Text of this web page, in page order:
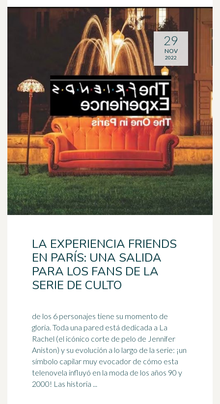
LA EXPERIENCIA FRIENDS
EN PARÍS: UNA SALIDA
PARA LOS FANS DE LA
SERIE DE CULTO
de los 6 personajes tiene su momento de
gloria. Toda una pared está dedicada a La
Rachel (el icónico corte de pelo de Jennifer
Aniston) y su evolución a lo largo de la serie: ¡un
símbolo capilar muy evocador de cómo esta
telenovela influyó en la moda de los años 90 y
2000! Las historia ...
29
NOV
2022